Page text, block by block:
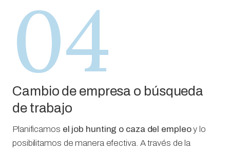
04
Cambio de empresa o búsqueda
de trabajo
Planificamos el job hunting o caza del empleoy lo
posibilitamos de manera efectiva. A través de la